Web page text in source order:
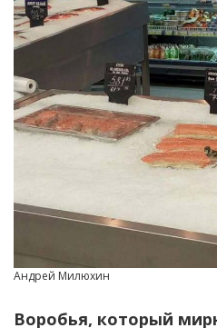
Андрей Милюхин
Воробья, который